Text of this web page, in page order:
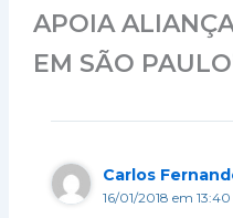
APOIA
EM SÃO
Carlos
16/01/2018 em 13:40